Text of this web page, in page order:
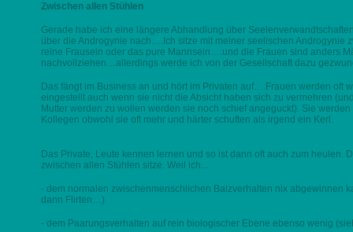
Zwischen allen Stühlen
Gerade habe ich eine längere Abhandlung über
über die Androgynie nach….Ich sitze mit meiner seelischen Androgynie
reine Frausein oder das pure Mannsein….und die Frauen sind anders
nachvollziehen…allerdings werde ich von der Gesellschaft dazu
Das fängt im Business an und hört im Privaten auf….Frauen werden oft
eingestellt auch wenn sie nicht die Absicht haben sich zu vermehren
Mutter werden zu wollen werden sie noch schief angeguckt). Sie
Kollegen obwohl sie oft mehr und härter schuften als irgend ein Kerl.
Das Private, Leute kennen lernen und so ist dann oft auch zum heulen.
zwischen allen Stühlen sitze. Weil ich...
- dem normalen zwischenmenschlichen Balzverhalten nix abgewinnen
dann Flirten…)
- dem Paarungsverhalten auf rein biologischer Ebene ebenso wenig